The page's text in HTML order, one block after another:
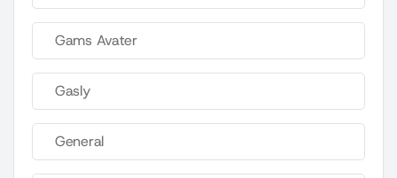
Gams Avater
Gasly
General